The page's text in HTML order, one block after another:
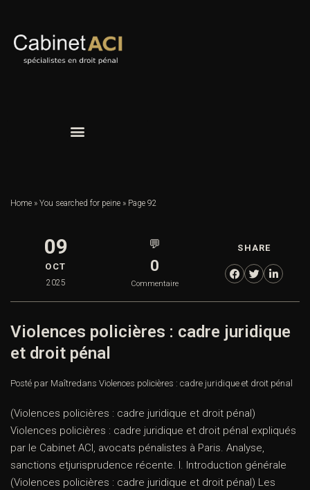
Home » You searched for peine » Page 92
09
OCT
2025
💬
0
Commentaire
SHARE
Violences policières : cadre juridique
et droit pénal
Posté par Maîtredans Violences policières : cadre juridique et droit pénal
(Violences policières : cadre juridique et droit pénal)
Violences policières : cadre juridique et droit pénal expliqués
par le Cabinet ACI, avocats pénalistes à Paris. Analyse,
sanctions etjurisprudence récente. I. Introduction générale
(Violences policières : cadre juridique et droit pénal) Les